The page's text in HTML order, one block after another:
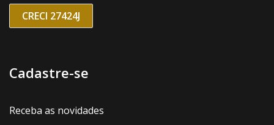
CRECI 27424J
Cadastre-se
Receba as novidades